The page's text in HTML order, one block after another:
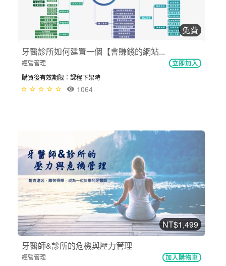
免費
牙醫診所如何建置一個【會賺錢的網站...
經營管理 立即加入
購買後有效期限：課程下架時
1064
NT$1,499
牙醫師&診所的危機與壓力管理
經營管理 加入購物車